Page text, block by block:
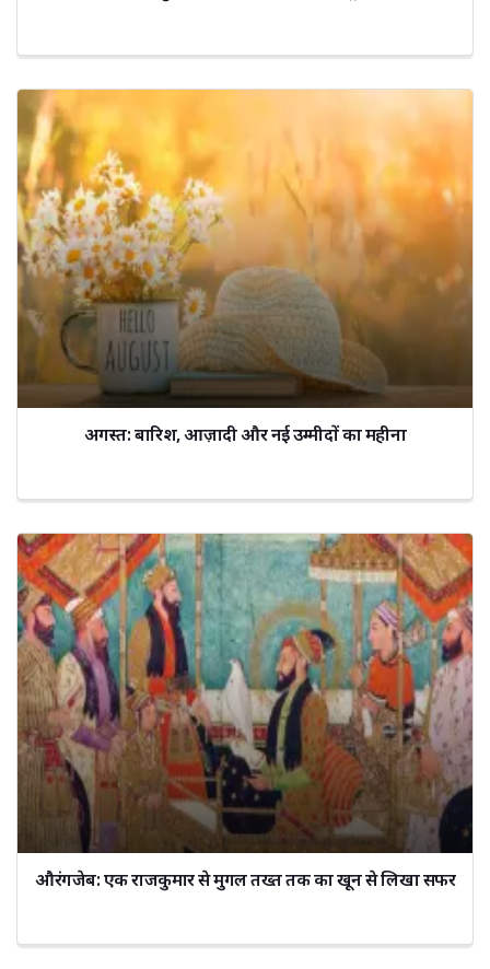
अगस्त: बारिश, आज़ादी और नई उम्मीदों का महीना
औरंगजेब: एक राजकुमार से मुगल तख्त तक का खून से लिखा सफर